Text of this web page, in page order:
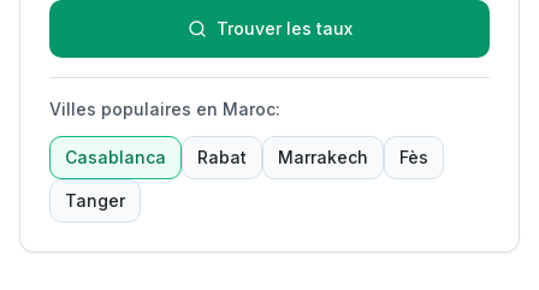
Trouver les taux
Villes populaires en Maroc:
Casablanca Rabat Marrakech Fès
Tanger